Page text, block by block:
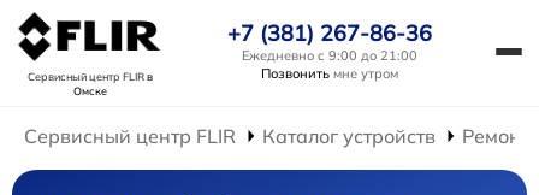
Сервисный центр FLIRв
Омске
+7 (381) 267-86-36
Ежедневно с 9:00 до 21:00
Позвонить мне утром
Сервисный центр FLIR Каталог устройств Ремонт